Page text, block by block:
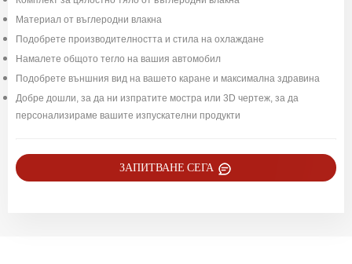
Материал от въглеродни влакна
Подобрете производителността и стила на охлаждане
Намалете общото тегло на вашия автомобил
Подобрете външния вид на вашето каране и максимална здравина
Добре дошли, за да ни изпратите мостра или 3D чертеж, за да
персонализираме вашите изпускателни продукти
ЗАПИТВАНЕ СЕГА